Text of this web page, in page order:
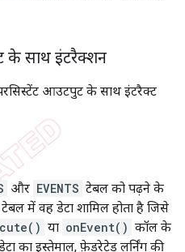
के साथ इंटरैक्शन
आउटपुट के साथ इंटरैक्ट
और EVENTS टेबल को पढ़ने के
में वह डेटा शामिल होता है जिसे
या onEvent() कॉल के
का इस्तेमाल, फ़ेडरेटेड लर्निंग की